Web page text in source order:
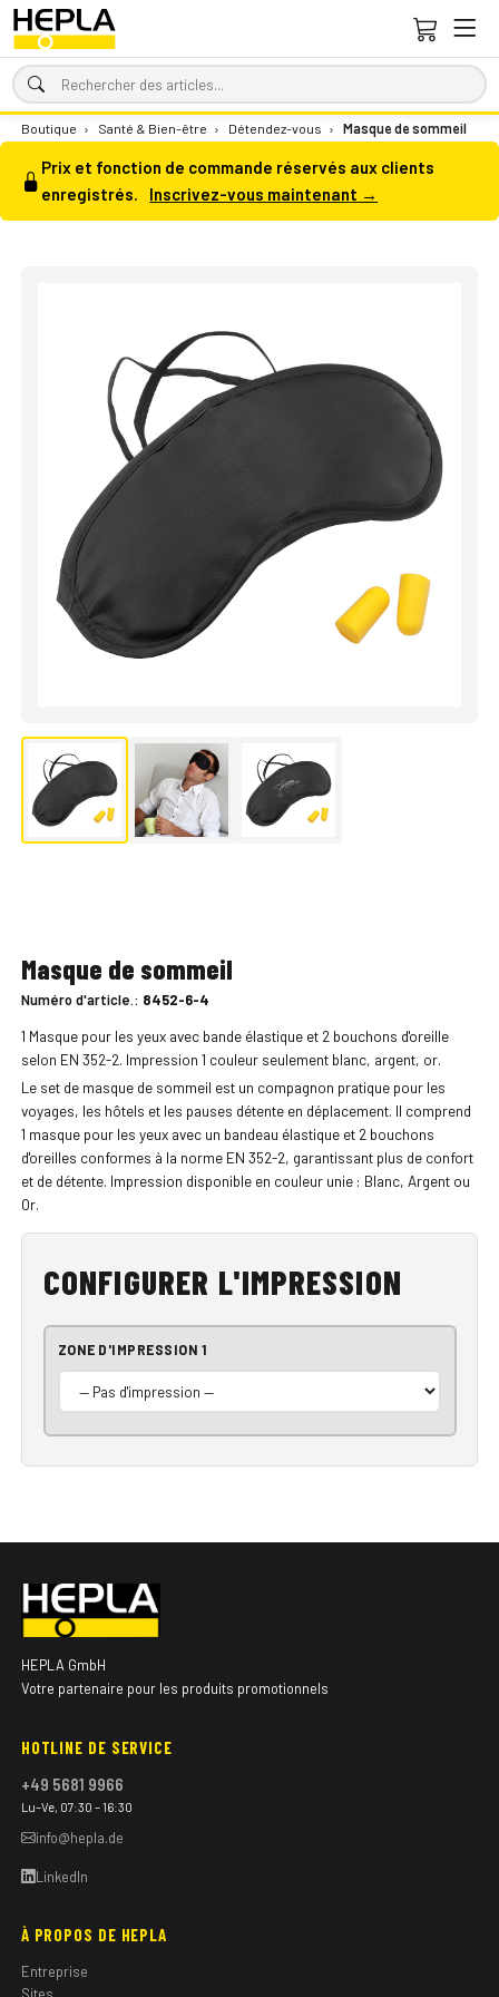
Boutique › Santé & Bien-être › Détendez-vous › Masque de sommeil
Prix et fonction de commande réservés aux clients
enregistrés.
Inscrivez-vous maintenant →
Masque de sommeil
Numéro d'article.: 8452-6-4
1 Masque pour les yeux avec bande élastique et 2 bouchons d'oreille
selon EN 352-2. Impression 1 couleur seulement blanc, argent, or.
Le set de masque de sommeil est un compagnon pratique pour les
voyages, les hôtels et les pauses détente en déplacement. Il comprend
1 masque pour les yeux avec un bandeau élastique et 2 bouchons
d'oreilles conformes à la norme EN 352-2, garantissant plus de confort
et de détente. Impression disponible en couleur unie : Blanc, Argent ou
Or.
CONFIGURER L'IMPRESSION
ZONE D'IMPRESSION 1
HEPLA GmbH
Votre partenaire pour les produits promotionnels
HOTLINE DE SERVICE
+49 5681 9966
Lu–Ve, 07:30 – 16:30
info@hepla.de
LinkedIn
À PROPOS DE HEPLA
Entreprise